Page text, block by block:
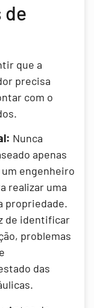
de
que a
precisa
com o
Nunca
apenas
engenheiro
realizar uma
propriedade.
de identificar
problemas
das